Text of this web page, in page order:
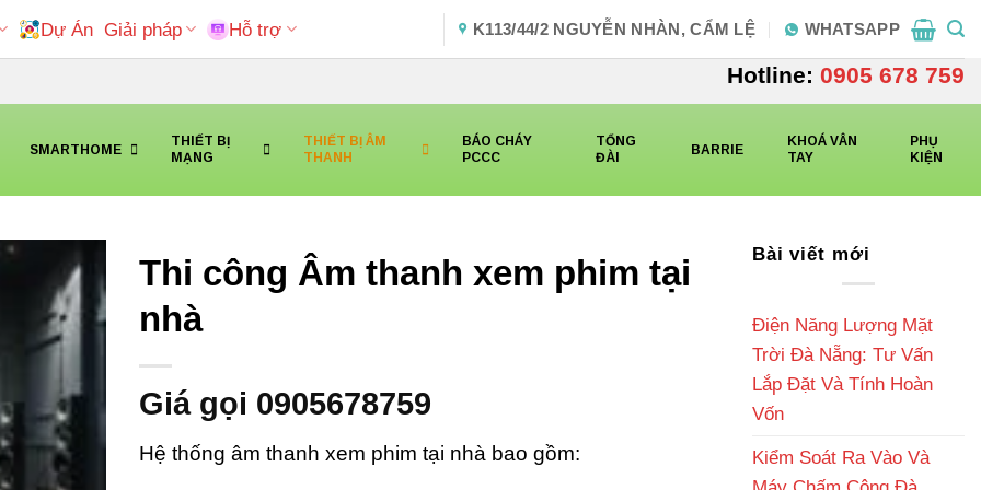
Dự Án Giải pháp Hỗ trợ K113/44/2 NGUYỄN NHÀN, CẨM LỆ WHATSAPP
Hotline: 0905 678 759
SMARTHOME
THIẾT BỊ
MẠNG
THIẾT BỊ ÂM
THANH
BÁO CHÁY
PCCC
TỔNG
ĐÀI
BARRIE
KHOÁ VÂN
TAY
PHỤ
KIỆN
Thi công Âm thanh xem phim tại
nhà
Giá gọi 0905678759
Hệ thống âm thanh xem phim tại nhà bao gồm:
Bài viết mới
Điện Năng Lượng Mặt
Trời Đà Nẵng: Tư Vấn
Lắp Đặt Và Tính Hoàn
Vốn
Kiểm Soát Ra Vào Và